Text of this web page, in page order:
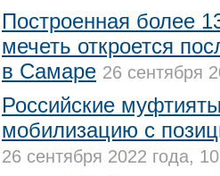
Построенная более
мечеть откроется
в Самаре 26 сентября
Российские
мобилизацию с
26 сентября 2022 года,